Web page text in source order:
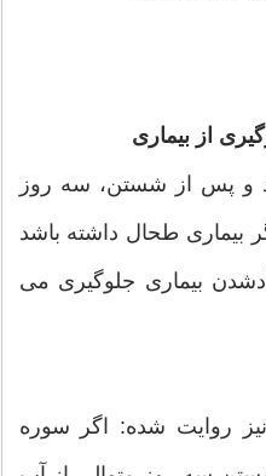
و پس از شستن، سه روز
بیماری طحال داشته باشد
بیماری جلوگیری می
روایت شده: اگر سوره